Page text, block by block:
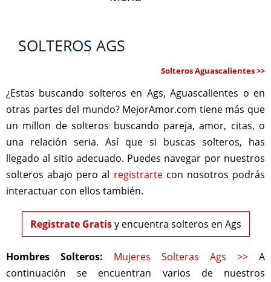
SOLTEROS AGS
Solteros Aguascalientes >>
¿Estas buscando solteros en Ags, Aguascalientes o en
otras partes del mundo? MejorAmor.com tiene más que
un millon de solteros buscando pareja, amor, citas, o
una relación seria. Así que si buscas solteros, has
llegado al sitio adecuado. Puedes navegar por nuestros
solteros abajo pero al registrartecon nosotros podrás
interactuar con ellos también.
Registrate Gratisy encuentra solteros en Ags
Hombres Solteros: Mujeres Solteras Ags >> A
continuación se encuentran varios de nuestros